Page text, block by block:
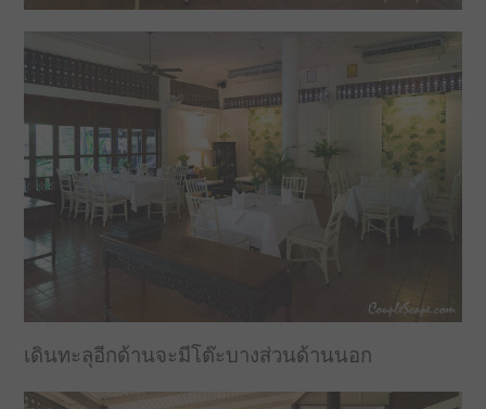
เดินทะลุอีกด้านจะมีโต๊ะบางส่วนด้านนอก